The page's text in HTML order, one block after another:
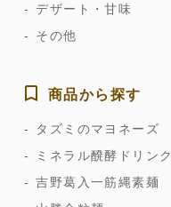
デザート・甘味
その他
商品から探す
タズミのマヨネーズ
ミネラル醗酵ドリンク
吉野葛入一筋縄素麺